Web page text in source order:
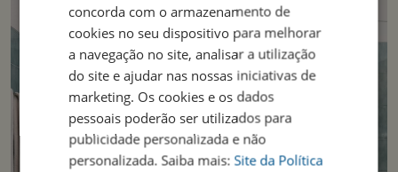
PORTUGUESE
concorda com o armazenamento de
cookies no seu dispositivo para melhorar
a navegação no site, analisar a utilização
do site e ajudar nas nossas iniciativas de
marketing. Os cookies e os dados
pessoais poderão ser utilizados para
publicidade personalizada e não
personalizada. Saiba mais: Site da Política